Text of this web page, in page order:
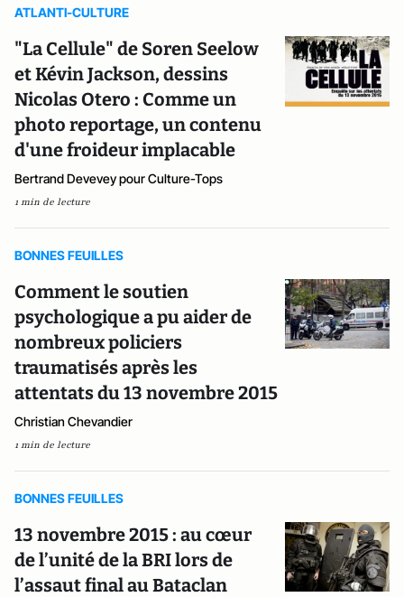
ATLANTI-CULTURE
"La Cellule" de Soren Seelow
et Kévin Jackson, dessins
Nicolas Otero : Comme un
photo reportage, un contenu
d'une froideur implacable
Bertrand Devevey pour Culture-Tops
1 min de lecture
BONNES FEUILLES
Comment le soutien
psychologique a pu aider de
nombreux policiers
traumatisés après les
attentats du 13 novembre 2015
Christian Chevandier
1 min de lecture
BONNES FEUILLES
13 novembre 2015 : au cœur
de l’unité de la BRI lors de
l’assaut final au Bataclan